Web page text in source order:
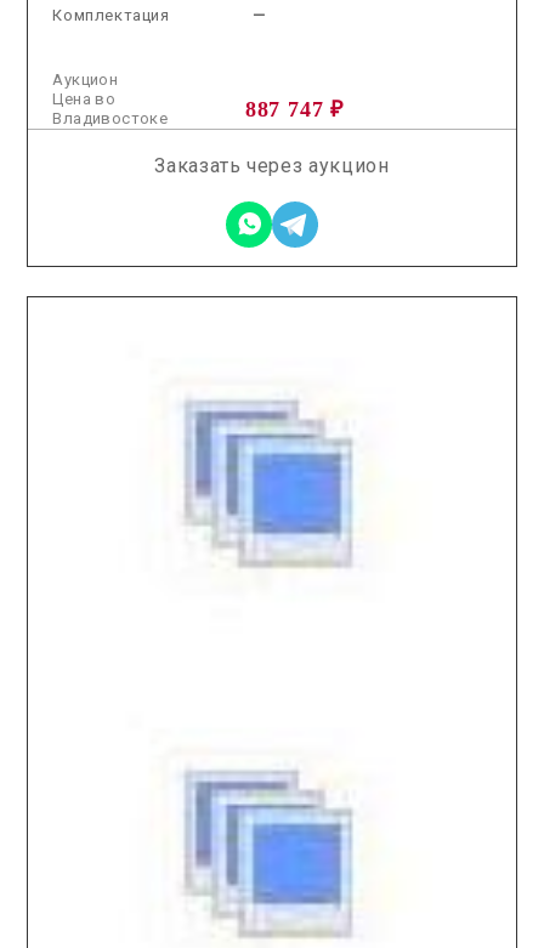
Комплектация
—
Аукцион
887 747 ₽
Цена во
Владивостоке
Заказать через аукцион